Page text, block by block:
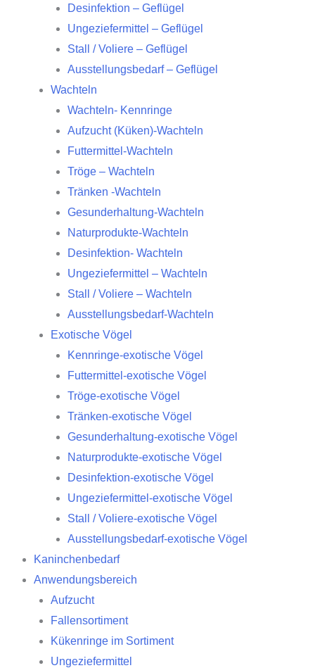
Desinfektion – Geflügel
Ungeziefermittel – Geflügel
Stall / Voliere – Geflügel
Ausstellungsbedarf – Geflügel
Wachteln
Wachteln- Kennringe
Aufzucht (Küken)-Wachteln
Futtermittel-Wachteln
Tröge – Wachteln
Tränken -Wachteln
Gesunderhaltung-Wachteln
Naturprodukte-Wachteln
Desinfektion- Wachteln
Ungeziefermittel – Wachteln
Stall / Voliere – Wachteln
Ausstellungsbedarf-Wachteln
Exotische Vögel
Kennringe-exotische Vögel
Futtermittel-exotische Vögel
Tröge-exotische Vögel
Tränken-exotische Vögel
Gesunderhaltung-exotische Vögel
Naturprodukte-exotische Vögel
Desinfektion-exotische Vögel
Ungeziefermittel-exotische Vögel
Stall / Voliere-exotische Vögel
Ausstellungsbedarf-exotische Vögel
Kaninchenbedarf
Anwendungsbereich
Aufzucht
Fallensortiment
Kükenringe im Sortiment
Ungeziefermittel